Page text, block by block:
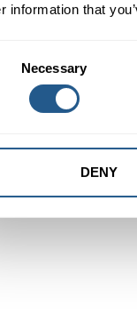
information that
Necessary
DENY